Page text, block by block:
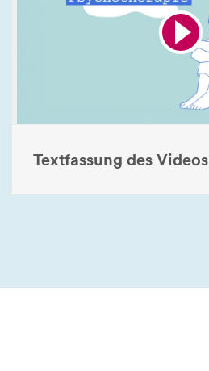
Textfassung des Videos